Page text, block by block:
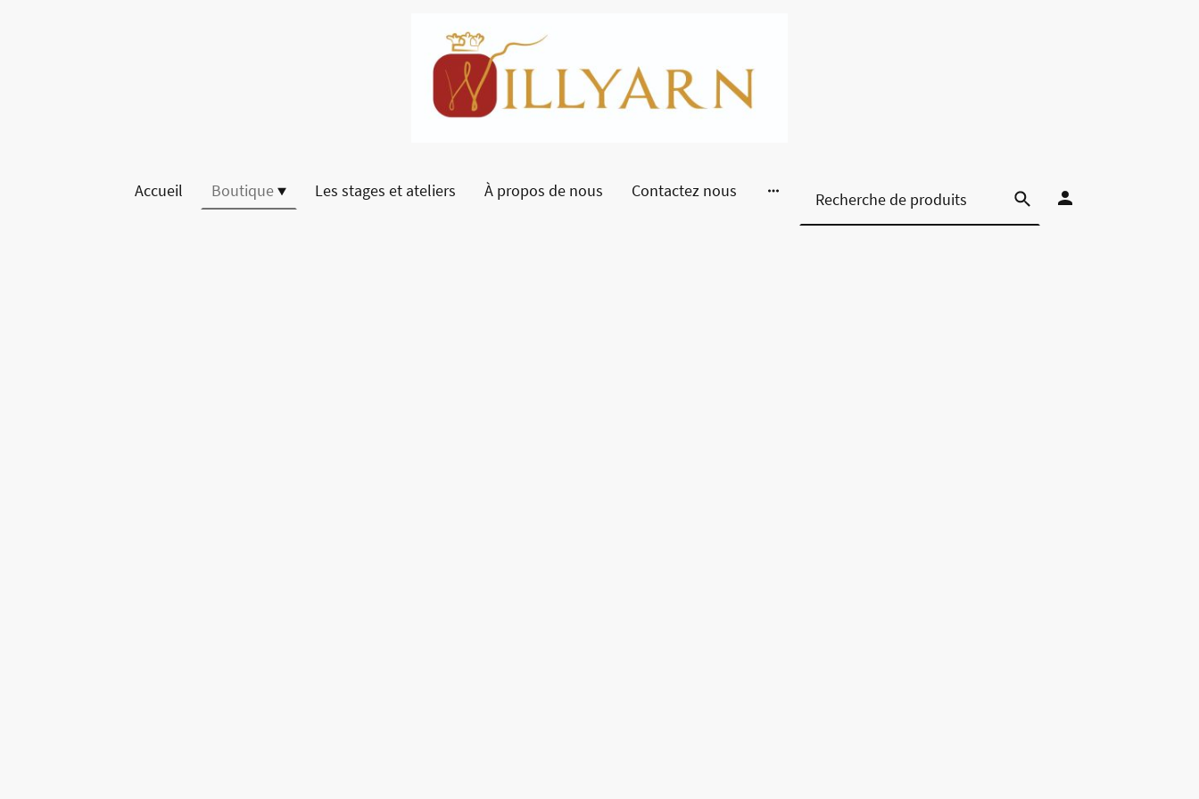
Accueil Boutique Les stages et ateliers À propos de nous Contactez nous